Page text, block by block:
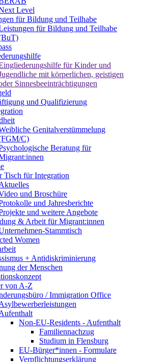
Level
für Bildung und Teilhabe
für Bildung und Teilhabe
für Kinder und
mit körperlichen, geistigen
Sinnesbeeinträchtigungen
und Qualifizierung
Genitalverstümmelung
C)
Beratung für
Tisch für Integration
und Broschüre
und Jahresberichte
und weitere Angebote
& Arbeit für Migrant:innen
Stammtisch
Women
+ Antidiskriminierung
der Menschen
von A-Z
/ Immigration Office
Non-EU-Residents - Aufenthalt
Familiennachzug
Studium in Flensburg
EU-Bürger*innen - Formulare
Verpflichtungserklärung